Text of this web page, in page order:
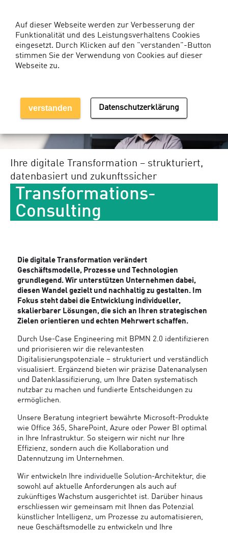
Ihre digitale Transformation – strukturiert,
datenbasiert und zukunftssicher
Transformations-
Consulting
Die digitale Transformation verändert
Geschäftsmodelle, Prozesse und Technologien
grundlegend. Wir unterstützen Unternehmen dabei,
diesen Wandel gezielt und nachhaltig zu gestalten. Im
Fokus steht dabei die Entwicklung individueller,
skalierbarer Lösungen, die sich an Ihren strategischen
Zielen orientieren und echten Mehrwert schaffen.
Durch Use-Case Engineering mit BPMN 2.0 identifizieren
und priorisieren wir die relevantesten
Digitalisierungspotenziale – strukturiert und verständlich
visualisiert. Ergänzend bieten wir präzise Datenanalysen
und Datenklassifizierung, um Ihre Daten systematisch
nutzbar zu machen und fundierte Entscheidungen zu
ermöglichen.
Unsere Beratung integriert bewährte Microsoft-Produkte
wie Office 365, SharePoint, Azure oder Power BI optimal
in Ihre Infrastruktur. So steigern wir nicht nur Ihre
Effizienz, sondern auch die Kollaboration und
Datennutzung im Unternehmen.
Wir entwickeln Ihre individuelle Solution-Architektur, die
sowohl auf aktuelle Anforderungen als auch auf
zukünftiges Wachstum ausgerichtet ist. Darüber hinaus
erschliessen wir gemeinsam mit Ihnen das Potenzial
künstlicher Intelligenz, um Prozesse zu automatisieren,
neue Geschäftsmodelle zu entwickeln und Ihre
Auf dieser Webseite werden zur Verbesserung der
Funktionalität und des Leistungsverhaltens Cookies
eingesetzt. Durch Klicken auf den "verstanden"-Button
stimmen Sie der Verwendung von Cookies auf dieser
Webseite zu.
verstanden Datenschutzerklärung